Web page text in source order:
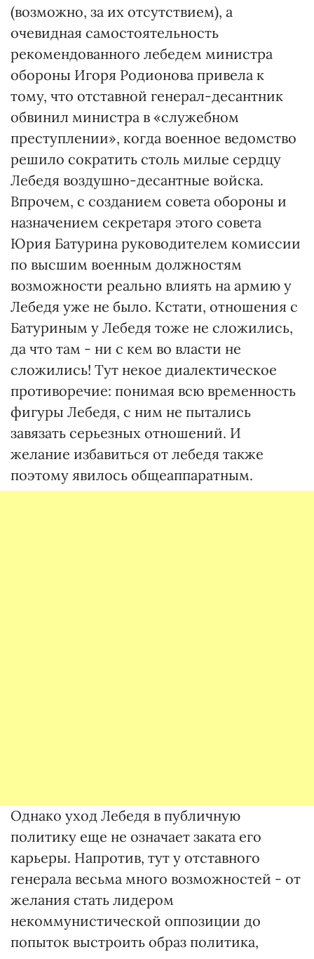
(возможно, за их отсутствием), а
очевидная самостоятельность
рекомендованного лебедем министра
обороны Игоря Родионова привела к
тому, что отставной генерал-десантник
обвинил министра в «служебном
преступлении», когда военное ведомство
решило сократить столь милые сердцу
Лебедя воздушно-десантные войска.
Впрочем, с созданием совета обороны и
назначением секретаря этого совета
Юрия Батурина руководителем комиссии
по высшим военным должностям
возможности реально влиять на армию у
Лебедя уже не было. Кстати, отношения с
Батуриным у Лебедя тоже не сложились,
да что там - ни с кем во власти не
сложились! Тут некое диалектическое
противоречие: понимая всю временность
фигуры Лебедя, с ним не пытались
завязать серьезных отношений. И
желание избавиться от лебедя также
поэтому явилось общеаппаратным.
Однако уход Лебедя в публичную
политику еще не означает заката его
карьеры. Напротив, тут у отставного
генерала весьма много возможностей - от
желания стать лидером
некоммунистической оппозиции до
попыток выстроить образ политика,